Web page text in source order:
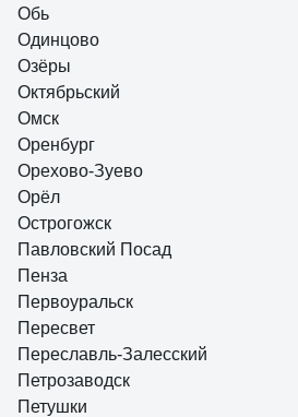
Обь
Одинцово
Озёры
Октябрьский
Омск
Оренбург
Орехово-Зуево
Орёл
Острогожск
Павловский Посад
Пенза
Первоуральск
Пересвет
Переславль-Залесский
Петрозаводск
Петушки